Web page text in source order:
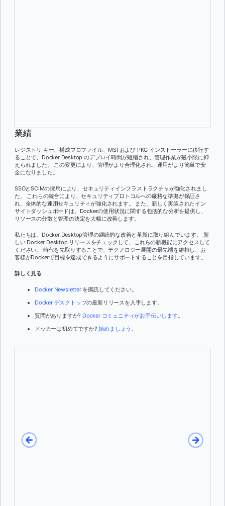
業績
レジストリ キー、構成プロファイル、MSI および PKG インストーラーに移行す
ることで、Docker Desktop のデプロイ時間が短縮され、管理作業が最小限に抑
えられました。 この変更により、管理がより合理化され、運用がより簡単で安
全になりました。
SSOとSCIMの採用により、セキュリティインフラストラクチャが強化されまし
た。 これらの統合により、セキュリティプロトコルへの厳格な準拠が保証さ
れ、全体的な運用セキュリティが強化されます。 また、新しく実装されたイン
サイトダッシュボードは、Dockerの使用状況に関する包括的な分析を提供し、
リソースの分散と管理の決定を大幅に改善します。
私たちは、Docker Desktop管理の継続的な改善と革新に取り組んでいます。 新
しい Docker Desktop リリースをチェックして、これらの新機能にアクセスして
ください。 時代を先取りすることで、テクノロジー展開の最先端を維持し、お
客様がDockerで目標を達成できるようにサポートすることを目指しています。
詳しく見る
Docker Newsletterを購読してください。
Docker デスクトップの最新リリースを入手します。
質問がありますか? Docker コミュニティがお手伝いします。
ドッカーは初めてですか?始めましょう 。